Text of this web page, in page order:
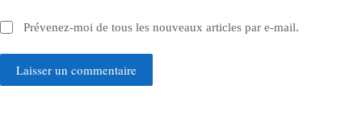
Prévenez-moi de tous les nouveaux articles par e-mail.
Laisser un commentaire